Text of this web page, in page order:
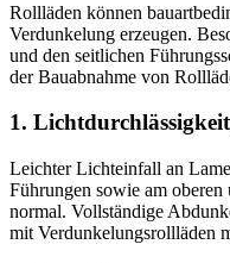
Rollläden können
Verdunkelung erzeugen.
und den seitlichen
der Bauabnahme von
1.
Leichter Lichteinfall an
Führungen sowie am
normal. Vollständige
mit Verdunkelungsrollläden